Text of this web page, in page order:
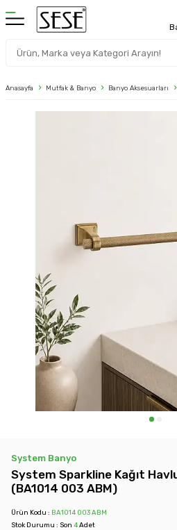
Anasayfa Mutfak & Banyo Banyo Aksesuarları
System Banyo
System Sparkline Kağıt
(BA1014 003 ABM)
Ürün Kodu : BA1014 003 ABM
Stok Durumu : Son 4Adet